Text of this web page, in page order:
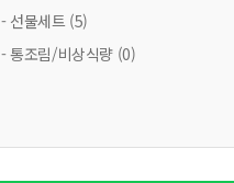
- 선물세트 (5)
- 통조림/비상식량 (0)